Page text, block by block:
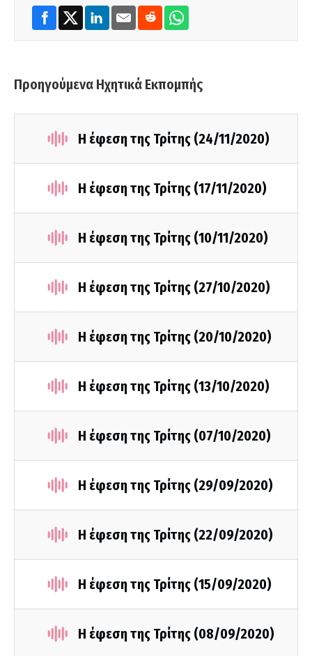
Προηγούμενα Ηχητικά Εκπομπής
Η έφεση της Τρίτης (24/11/2020)
Η έφεση της Τρίτης (17/11/2020)
Η έφεση της Τρίτης (10/11/2020)
Η έφεση της Τρίτης (27/10/2020)
Η έφεση της Τρίτης (20/10/2020)
Η έφεση της Τρίτης (13/10/2020)
Η έφεση της Τρίτης (07/10/2020)
Η έφεση της Τρίτης (29/09/2020)
Η έφεση της Τρίτης (22/09/2020)
Η έφεση της Τρίτης (15/09/2020)
Η έφεση της Τρίτης (08/09/2020)